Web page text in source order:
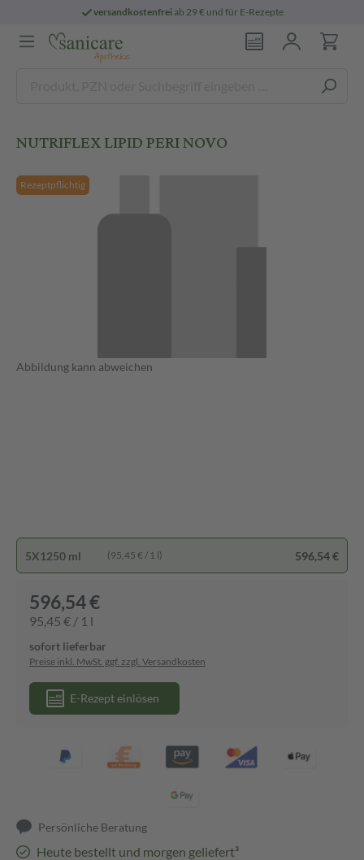
versandkostenfreiab 29 € und für E-Rezepte
NUTRIFLEX LIPID PERI NOVO
Rezeptpflichtig
Abbildung kann abweichen
5X1250 ml (95,45 € / 1 l) 596,54 €
596,54 €
95,45 € / 1 l
sofort lieferbar
Preise inkl. MwSt. ggf. zzgl. Versandkosten
E-Rezept einlösen
Persönliche Beratung
Heute bestellt und morgen geliefert³